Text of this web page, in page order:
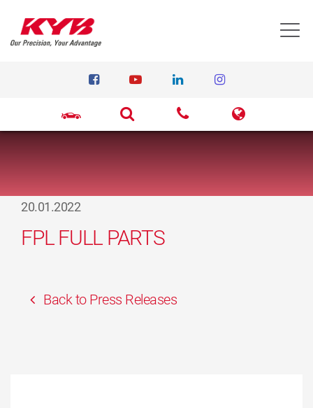
20.01.2022
FPL FULL PARTS
Back to Press Releases